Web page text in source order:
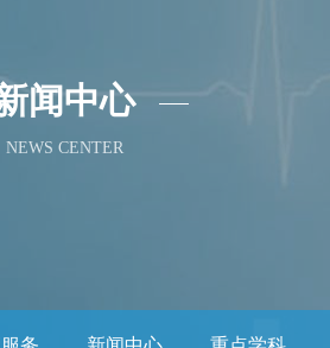
闻中心
NEWS CENTER